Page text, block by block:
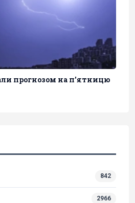
прогнозом на п'ятницю
842
2966